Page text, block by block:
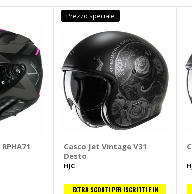
Prezzo speciale
Casco Jet Vintage V31
Desto
HJC
EXTRA SCONTI PER ISCRITTI E IN